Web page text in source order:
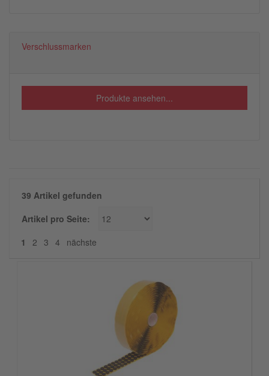
Verschlussmarken
Produkte ansehen...
39 Artikel gefunden
Artikel pro Seite:
1
2 3 4 nächste